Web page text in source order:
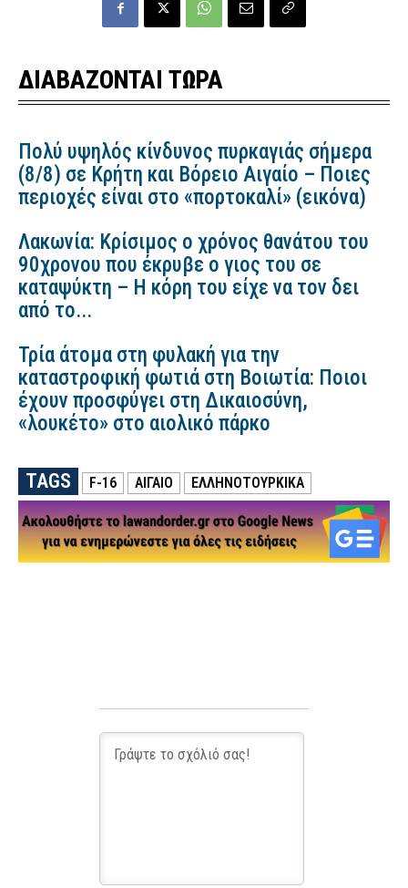
ΔΙΑΒΑΖΟΝΤΑΙ ΤΩΡΑ
Πολύ υψηλός κίνδυνος πυρκαγιάς σήμερα
(8/8) σε Κρήτη και Βόρειο Αιγαίο – Ποιες
περιοχές είναι στο «πορτοκαλί» (εικόνα)
Λακωνία: Κρίσιμος ο χρόνος θανάτου του
90χρονου που έκρυβε ο γιος του σε
καταψύκτη – Η κόρη του είχε να τον δει
από το...
Τρία άτομα στη φυλακή για την
καταστροφική φωτιά στη Βοιωτία: Ποιοι
έχουν προσφύγει στη Δικαιοσύνη,
«λουκέτο» στο αιολικό πάρκο
TAGS F-16 ΑΙΓΑΙΟ ΕΛΛΗΝΟΤΟΥΡΚΙΚΑ